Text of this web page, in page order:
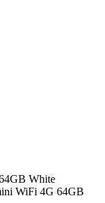
White